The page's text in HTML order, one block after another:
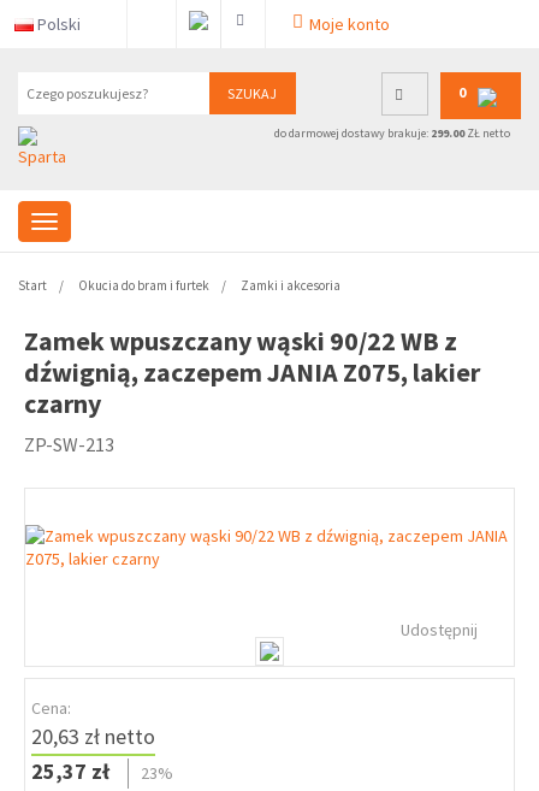
Polski Moje konto
SZUKAJ 0
do darmowej dostawy brakuje: 299.00ZŁ netto
Start Okucia do bram i furtek Zamki i akcesoria
Zamek wpuszczany wąski 90/22 WB z
dźwignią, zaczepem JANIA Z075, lakier
czarny
ZP-SW-213
Udostępnij
Cena:
20,63 zł netto
25,37 zł
23%